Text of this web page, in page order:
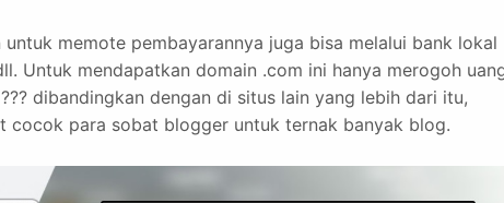
memote pembayarannya juga bisa melalui bank lokal
Untuk mendapatkan domain .com ini hanya merogoh
dibandingkan dengan di situs lain yang lebih dari itu,
cocok para sobat blogger untuk ternak banyak blog.